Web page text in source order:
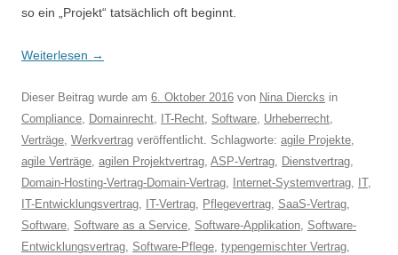
so ein „Projekt“ tatsächlich oft beginnt.
Weiterlesen →
Dieser Beitrag wurde am 6. Oktober 2016 von Nina Diercks in
Compliance, Domainrecht, IT-Recht, Software, Urheberrecht,
Verträge, Werkvertrag veröffentlicht. Schlagworte: agile Projekte,
agile Verträge, agilen Projektvertrag, ASP-Vertrag, Dienstvertrag,
Domain-Hosting-Vertrag-Domain-Vertrag, Internet-Systemvertrag, IT,
IT-Entwicklungsvertrag, IT-Vertrag, Pflegevertrag, SaaS-Vertrag,
Software, Software as a Service, Software-Applikation, Software-
Entwicklungsvertrag, Software-Pflege, typengemischter Vertrag,